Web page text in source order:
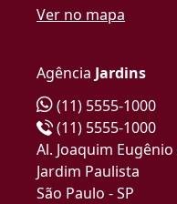
Ver no mapa
Agência Jardins
(11) 5555-1000
(11) 5555-1000
Al. Joaquim Eugênio
Jardim Paulista
São Paulo - SP